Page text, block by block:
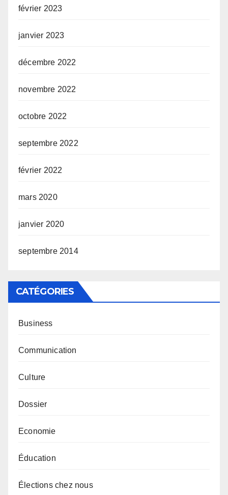
février 2023
janvier 2023
décembre 2022
novembre 2022
octobre 2022
septembre 2022
février 2022
mars 2020
janvier 2020
septembre 2014
CATÉGORIES
Business
Communication
Culture
Dossier
Economie
Éducation
Élections chez nous